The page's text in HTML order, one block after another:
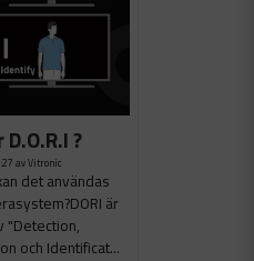
?
av Vitronic
det användas
är
"Detection,
och Identificat...